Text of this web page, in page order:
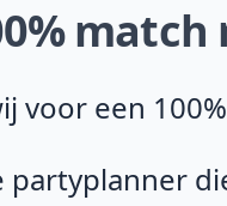
match
voor een
partyplanner